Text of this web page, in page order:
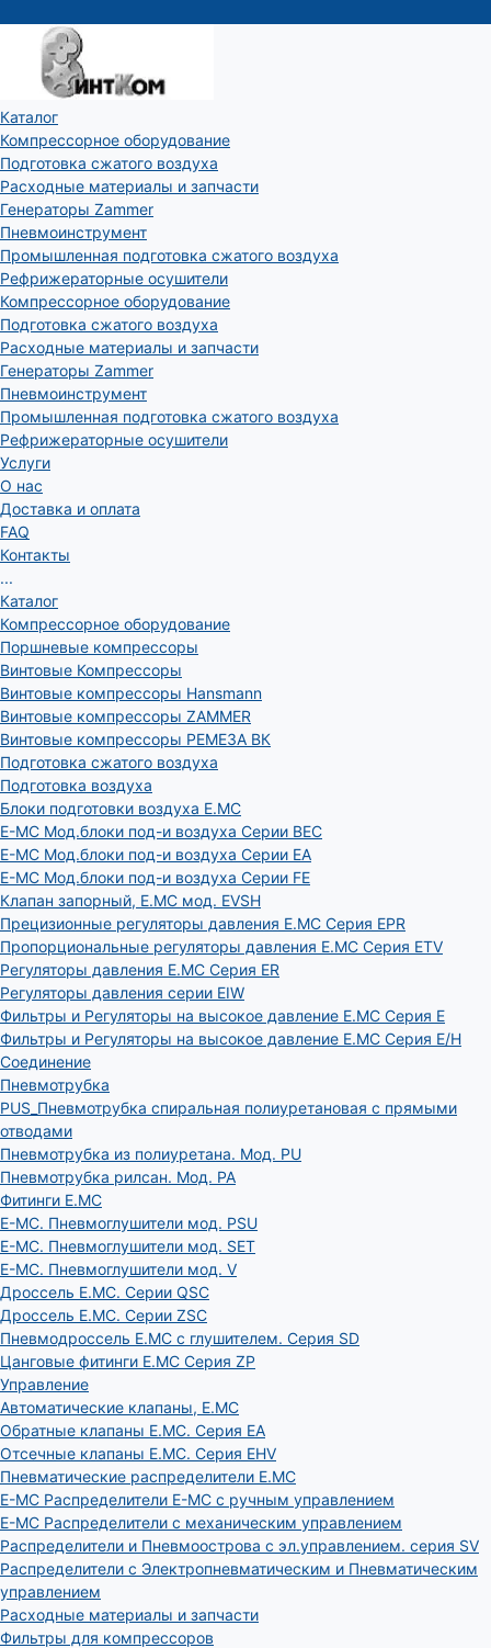
Каталог
Компрессорное оборудование
Подготовка сжатого воздуха
Расходные материалы и запчасти
Генераторы Zammer
Пневмоинструмент
Промышленная подготовка сжатого воздуха
Рефрижераторные осушители
Компрессорное оборудование
Подготовка сжатого воздуха
Расходные материалы и запчасти
Генераторы Zammer
Пневмоинструмент
Промышленная подготовка сжатого воздуха
Рефрижераторные осушители
Услуги
О нас
Доставка и оплата
FAQ
Контакты
...
Каталог
Компрессорное оборудование
Поршневые компрессоры
Винтовые Компрессоры
Винтовые компрессоры Hansmann
Винтовые компрессоры ZAMMER
Винтовые компрессоры РЕМЕЗА ВК
Подготовка сжатого воздуха
Подготовка воздуха
Блоки подготовки воздуха E.MC
E-MC Мод.блоки под-и воздуха Серии BEC
E-MC Мод.блоки под-и воздуха Серии EA
E-MC Мод.блоки под-и воздуха Серии FE
Клапан запорный, E.MC мод. EVSH
Прецизионные регуляторы давления E.MC Серия EPR
Пропорциональные регуляторы давления E.MC Серия ETV
Регуляторы давления E.MC Серия ER
Регуляторы давления серии EIW
Фильтры и Регуляторы на высокое давление E.MC Серия E
Фильтры и Регуляторы на высокое давление E.MC Серия E/H
Соединение
Пневмотрубка
PUS_Пневмотрубка спиральная полиуретановая с прямыми
отводами
Пневмотрубка из полиуретана. Мод. РU
Пневмотрубка рилсан. Мод. PA
Фитинги E.MC
E-MC. Пневмоглушители мод. PSU
E-MC. Пневмоглушители мод. SET
E-MC. Пневмоглушители мод. V
Дроссель E.MC. Серии QSC
Дроссель E.MC. Серии ZSC
Пневмодроссель E.MC с глушителем. Серия SD
Цанговые фитинги E.MC Серия ZP
Управление
Автоматические клапаны, Е.МС
Обратные клапаны E.MC. Серия EA
Отсечные клапаны E.MC. Серия EHV
Пневматические распределители E.MC
E-MC Распределители E-MC с ручным управлением
E-MC Распределители с механическим управлением
Распределители и Пневмоострова с эл.управлением. серия SV
Распределители с Электропневматическим и Пневматическим
управлением
Расходные материалы и запчасти
Фильтры для компрессоров